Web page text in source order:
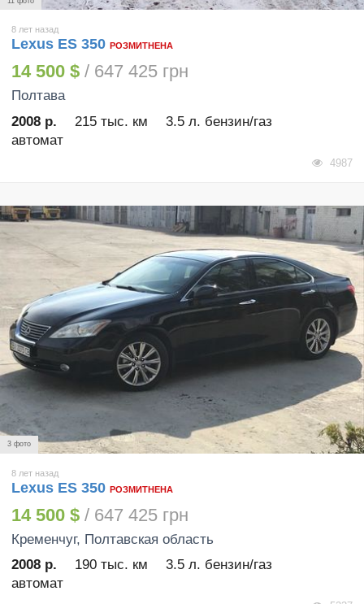
8 лет назад
Lexus ES 350 РОЗМИТНЕНА
14 500 $ / 647 425 грн
Полтава
2008 р.
215 тыс. км
3.5 л. бензин/газ
автомат
4987
3 фото
8 лет назад
Lexus ES 350 РОЗМИТНЕНА
14 500 $ / 647 425 грн
Кременчуг, Полтавская область
2008 р.
190 тыс. км
3.5 л. бензин/газ
автомат